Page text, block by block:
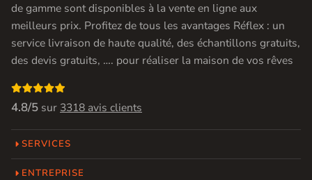
de gamme sont disponibles à la vente en ligne aux
meilleurs prix. Profitez de tous les avantages Réflex : un
service livraison de haute qualité, des échantillons gratuits,
des devis gratuits, …. pour réaliser la maison de vos rêves

4.8/5 sur 3318 avis clients
SERVICES
ENTREPRISE